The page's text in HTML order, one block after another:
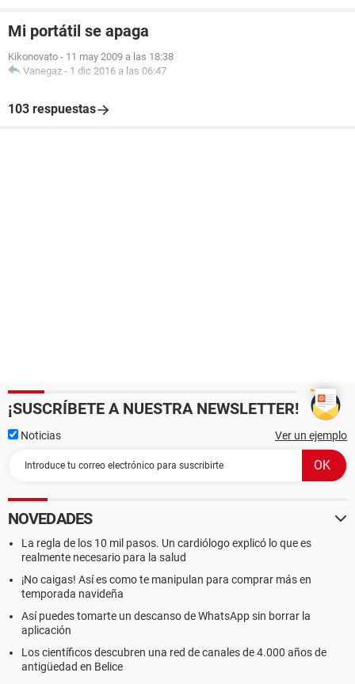
Mi portátil se apaga
Kikonovato - 11 may 2009 a las 18:38
Vanegaz - 1 dic 2016 a las 06:47
103 respuestas
¡SUSCRÍBETE A NUESTRA NEWSLETTER!
Noticias Ver un ejemplo
NOVEDADES
La regla de los 10 mil pasos. Un cardiólogo explicó lo que es
realmente necesario para la salud
¡No caigas! Así es como te manipulan para comprar más en
temporada navideña
Así puedes tomarte un descanso de WhatsApp sin borrar la
aplicación
Los científicos descubren una red de canales de 4.000 años de
antigüedad en Belice